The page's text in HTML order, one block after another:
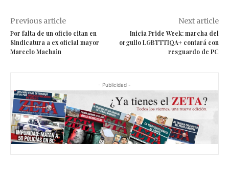
Previous article
Por falta de un oficio citan en
Sindicatura a ex oficial mayor
Marcelo Machain
Next article
Inicia Pride Week: marcha del
orgullo LGBTTTIQA+ contará con
resguardo de PC
- Publicidad -